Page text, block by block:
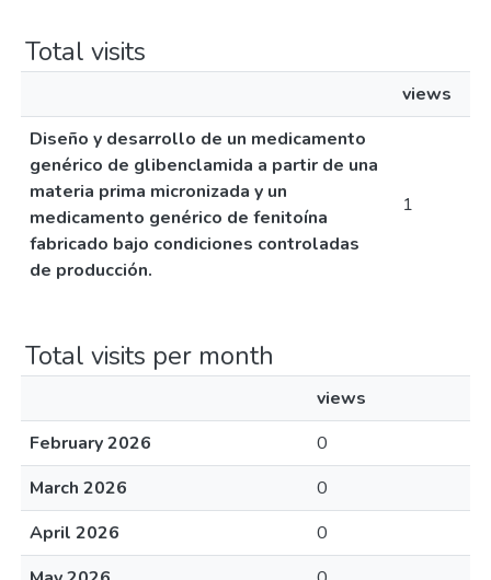
Total visits
views
Diseño y desarrollo de un medicamento
genérico de glibenclamida a partir de una
materia prima micronizada y un
medicamento genérico de fenitoína
fabricado bajo condiciones controladas
de producción.
1
Total visits per month
views
February 2026
0
March 2026
0
April 2026
0